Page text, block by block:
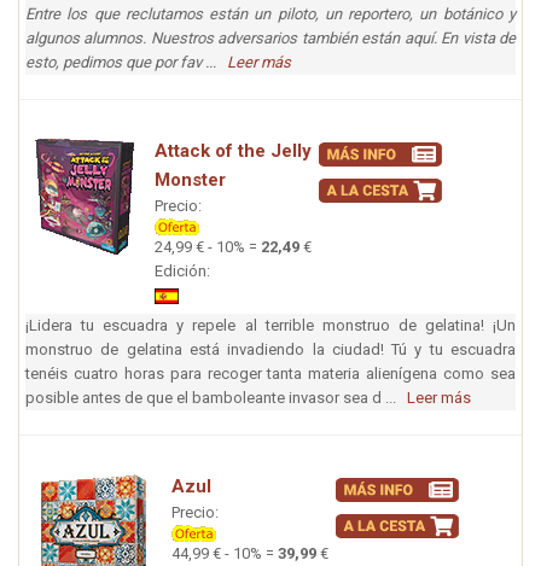
Entre los que reclutamos están un piloto, un reportero, un botánico y
algunos alumnos. Nuestros adversarios también están aquí. En vista de
esto, pedimos que por fav ... Leer más
Attack of the Jelly
Monster
Precio:
24,99 € - 10% = 22,49 €
Edición:
¡Lidera tu escuadra y repele al terrible monstruo de gelatina! ¡Un
monstruo de gelatina está invadiendo la ciudad! Tú y tu escuadra
tenéis cuatro horas para recoger tanta materia alienígena como sea
posible antes de que el bamboleante invasor sea d ... Leer más
Azul
Precio:
44,99 € - 10% = 39,99 €